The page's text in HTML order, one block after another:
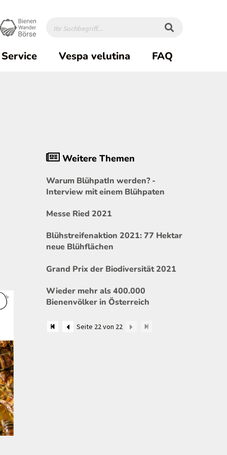
Service Vespa velutina FAQ
Weitere Themen
Warum BlühpatIn werden? -
Interview mit einem Blühpaten
Messe Ried 2021
Blühstreifenaktion 2021: 77 Hektar
neue Blühflächen
Grand Prix der Biodiversität 2021
Wieder mehr als 400.000
Bienenvölker in Österreich
Seite 22 von 22